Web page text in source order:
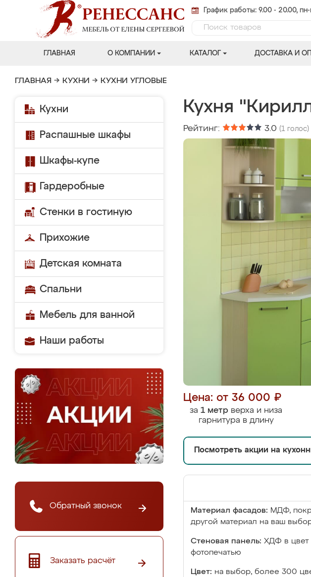
График работы: 9.00 - 20.00,
ГЛАВНАЯ О КОМПАНИИ КАТАЛОГ ДОСТАВКА И
ГЛАВНАЯ → КУХНИ → КУХНИ УГЛОВЫЕ
Кухни
Распашные шкафы
Шкафы-купе
Гардеробные
Стенки в гостиную
Прихожие
Детская комната
Спальни
Мебель для ванной
Наши работы
Обратный звонок
Заказать расчёт
Кухня
Рейтинг: 3.0 (1 голос)
Цена: от 36 000 ₽
за 1 метр верха и низа
гарнитура в длину
Посмотреть акции на
Материал фасадов: МДФ,
другой материал на ваш
Стеновая панель: ХДФ в цвет
фотопечатью
Цвет: на выбор, более 300